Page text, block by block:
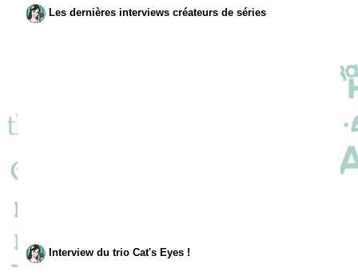
Les dernières interviews créateurs de séries
Interview du trio Cat's Eyes !